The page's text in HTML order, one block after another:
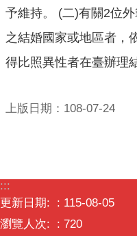
交
流
相
關
結
予維持。 (二)有關2位
之結婚國家或地區者，
得比照異性者在臺辦理
上版日期：108-07-24
:::
更新日期:
115-08-05
瀏覽人次:
720